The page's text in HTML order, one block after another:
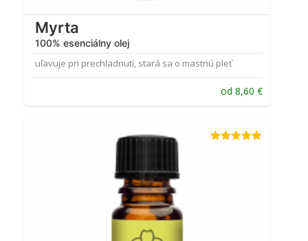
Myrta
100% esenciálny olej
uľavuje pri prechladnutí, stará sa o mastnú pleť
od 8,60 €